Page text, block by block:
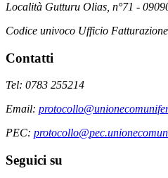
Località Gutturu Olias, n°71 -
Codice univoco Ufficio
Contatti
Tel: 0783 255214
Email:
PEC:
Seguici su